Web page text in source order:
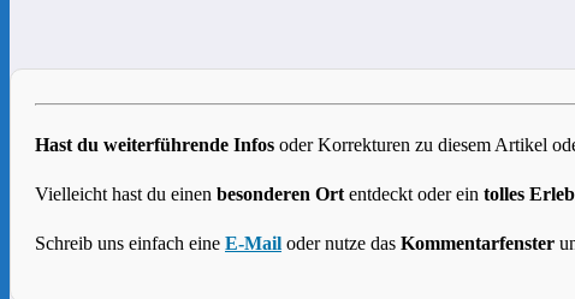
Hast du weiterführende Infos oder Korrekturen zu diesem Artikel
Vielleicht hast du einen besonderen Ort entdeckt oder ein tolles
Schreib uns einfach eine E-Mail oder nutze das Kommentarfenster